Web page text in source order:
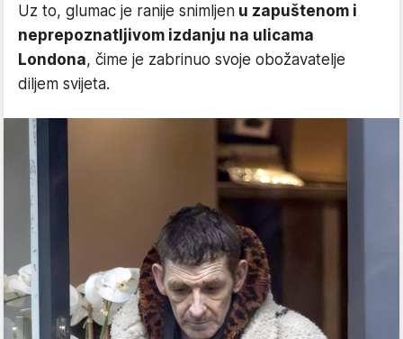
Uz to, glumac je ranije snimljen u zapuštenom i
neprepoznatljivom izdanju na ulicama
Londona, čime je zabrinuo svoje obožavatelje
diljem svijeta.